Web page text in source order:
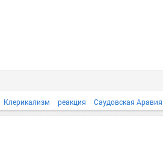
Клерикализм реакция Саудовская Аравия